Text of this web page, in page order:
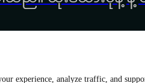
experience, analyze traffic, and